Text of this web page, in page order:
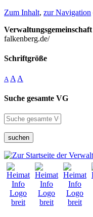
Zum Inhalt, zur Navigation
falkenberg.de/
Schriftgröße
A A A
Suche gesamte VG
suchen